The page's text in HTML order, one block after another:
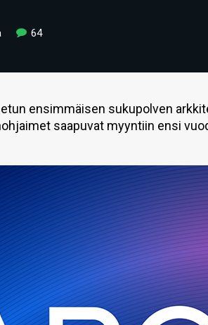
64
ensimmäisen sukupolven
saapuvat myyntiin ensi